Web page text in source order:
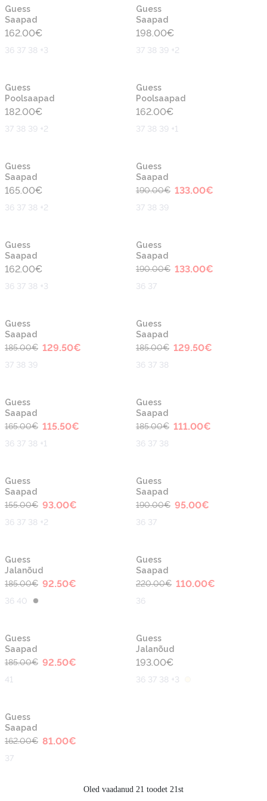
Guess
Saapad
162.00€
36 37 38 +3
Guess
Saapad
198.00€
37 38 39 +2
Guess
Poolsaapad
182.00€
37 38 39 +2
Guess
Poolsaapad
162.00€
37 38 39 +1
Guess
Saapad
165.00€
36 37 38 +2
Guess
Saapad
190.00€ 133.00€
37 38 39
Guess
Saapad
162.00€
36 37 38 +3
Guess
Saapad
190.00€ 133.00€
36 37
Guess
Saapad
185.00€ 129.50€
37 38 39
Guess
Saapad
185.00€ 129.50€
36 37 38
Guess
Saapad
165.00€ 115.50€
36 37 38 +1
Guess
Saapad
185.00€ 111.00€
36 37 38
Guess
Saapad
155.00€ 93.00€
36 37 38 +2
Guess
Saapad
190.00€ 95.00€
36 37
Guess
Jalanõud
185.00€ 92.50€
36 40
Guess
Saapad
220.00€ 110.00€
36
Guess
Saapad
185.00€ 92.50€
41
Guess
Jalanõud
193.00€
36 37 38 +3
Guess
Saapad
162.00€ 81.00€
37
Oled vaadanud 21 toodet 21st